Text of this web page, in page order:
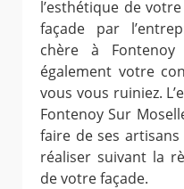
l’esthétique de
façade par
chère à Fontenoy
également votre
vous vous ruiniez.
Fontenoy Sur
faire de ses
réaliser suivant la
de votre façade.